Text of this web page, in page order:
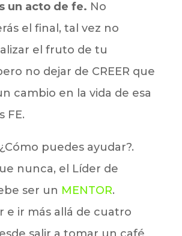
un acto de fe. No
el final, tal vez no
el fruto de tu
no dejar de CREER que
cambio en la vida de esa
FE.
puedes ayudar?.
nunca, el Líder de
ser un MENTOR.
e ir más allá de cuatro